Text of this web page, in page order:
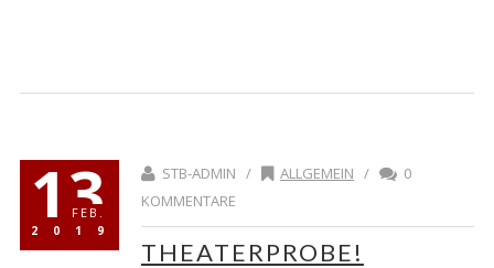
13
FEB.
2019
STB-ADMIN / ALLGEMEIN /
0
KOMMENTARE
THEATERPROBE!